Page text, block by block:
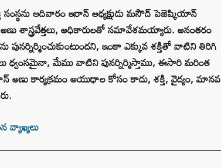
సంస్థను ఆదివారం ఇరాన్ అధ్యక్షుడు మసౌద్ పెజెష్కియాన్
శాస్త్రవేత్తలు, అధికారులతో సమావేశమయ్యారు. అనంతరం
ఇంకా ఎక్కువ శక్తితో వాటిని తిరిగి
ధ్వంసమైనా, మేము వాటిని పునర్నిర్మిస్తాము, ఈసారి మరింత
కార్యక్రమం ఆయుధాల కోసం కాదు, శక్తి, వైద్యం, మానవ
వ్యాఖ్యలు